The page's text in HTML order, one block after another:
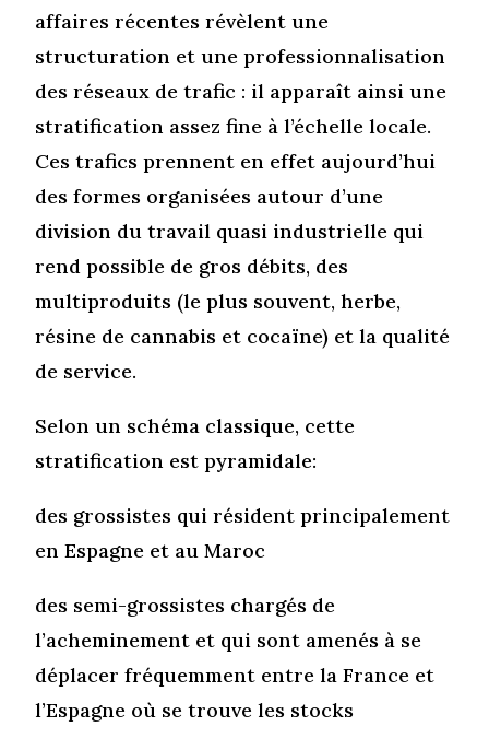
affaires récentes révèlent une
structuration et une professionnalisation
des réseaux de trafic : il apparaît ainsi une
stratification assez fine à l’échelle locale.
Ces trafics prennent en effet aujourd’hui
des formes organisées autour d’une
division du travail quasi industrielle qui
rend possible de gros débits, des
multiproduits (le plus souvent, herbe,
résine de cannabis et cocaïne) et la qualité
de service.
Selon un schéma classique, cette
stratification est pyramidale:
des grossistes qui résident principalement
en Espagne et au Maroc
des semi-grossistes chargés de
l’acheminement et qui sont amenés à se
déplacer fréquemment entre la France et
l’Espagne où se trouve les stocks